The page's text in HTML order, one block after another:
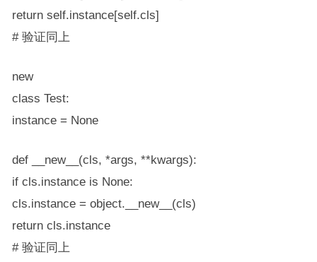
return self.instance[self.cls]
# 验证同上
new
class Test:
instance = None
def __new__(cls, *args, **kwargs):
if cls.instance is None:
cls.instance = object.__new__(cls)
return cls.instance
# 验证同上